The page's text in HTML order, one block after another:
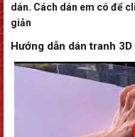
dán. Cách dán em có để
giản
Hướng dẫn dán tranh